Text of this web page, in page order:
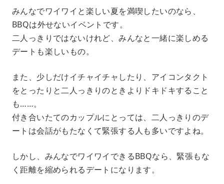
みんなでワイワイと楽しい夏を満喫したいのなら、
BBQは外せないイベントです。
二人っきりではないけれど、みんなと一緒に楽しめる
デートも楽しいもの。
また、少しだけイチャイチャしたり、アイコンタクト
をとったりと二人っきりのときよりドキドキすること
も……。
付き合いたてのカップルにとっては、二人っきりのデ
ートは会話がもたなくて緊張する人も多いですよね。
しかし、みんなでワイワイできるBBQなら、緊張もな
く距離を縮められるデートになります。